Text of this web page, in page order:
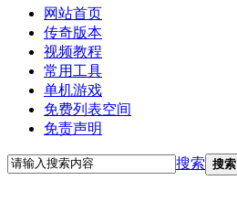
网站首页
传奇版本
视频教程
常用工具
单机游戏
免费列表空间
免责声明
搜索 搜索